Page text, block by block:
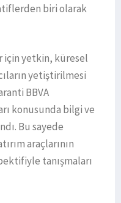
biri olarak
için yetkin, küresel
yetiştirilmesi
BBVA
konusunda bilgi ve
Bu sayede
araçlarının
tanışmaları